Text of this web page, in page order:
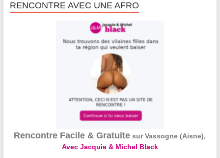
RENCONTRE AVEC UNE AFRO
Rencontre Facile & Gratuite sur Vassogne (Aisne),
Avec Jacquie & Michel Black